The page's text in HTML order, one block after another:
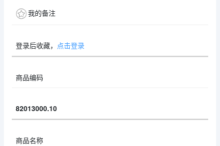
我的备注
登录后收藏， 点击登录
商品编码
82013000.10
商品名称